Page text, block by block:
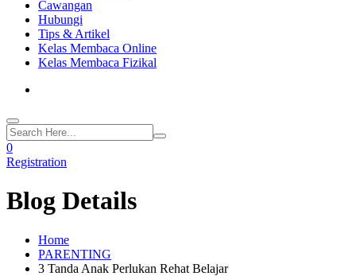
Cawangan
Hubungi
Tips & Artikel
Kelas Membaca Online
Kelas Membaca Fizikal
0
Registration
Blog Details
Home
PARENTING
3 Tanda Anak Perlukan Rehat Belajar